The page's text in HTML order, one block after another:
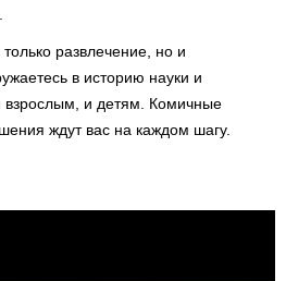
развлечение, но и
в историю науки и
взрослым, и детям. Комичные
ждут вас на каждом шагу.